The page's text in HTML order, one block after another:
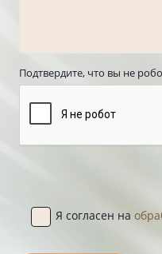
Подтвердите, что вы не
Я согласен на